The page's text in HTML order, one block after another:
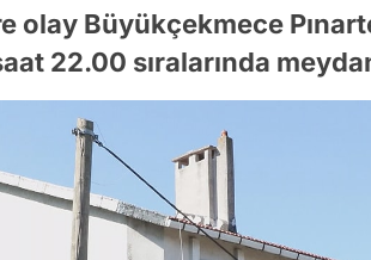
olay Büyükçekmece
22.00 sıralarında